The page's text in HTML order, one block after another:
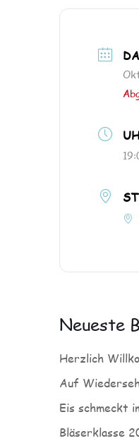
Neueste
Herzlich
Auf
Eis schmeckt
Bläserklasse